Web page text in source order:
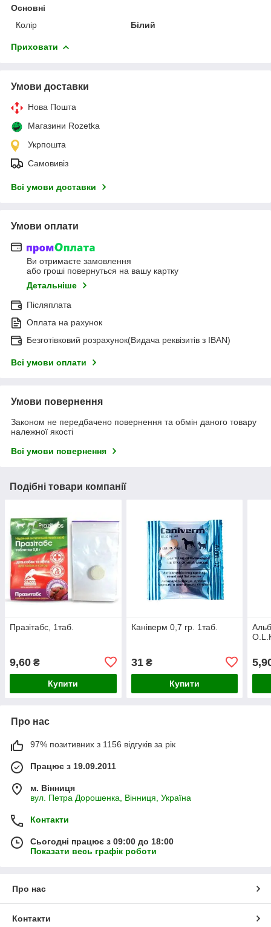
Основні
Колір
Білий
Приховати
Умови доставки
Нова Пошта
Магазини Rozetka
Укрпошта
Самовивіз
Всі умови доставки
Умови оплати
Ви отримаєте замовлення
або гроші повернуться на вашу картку
Детальніше
Післяплата
Оплата на рахунок
Безготівковий розрахунок(Видача реквізитів з IBAN)
Всі умови оплати
Умови повернення
Законом не передбачено повернення та обмін даного товару
належної якості
Всі умови повернення
Подібні товари компанії
Празітабс, 1таб.
9,60 ₴
Купити
Каніверм 0,7 гр. 1таб.
31₴
Купити
Про нас
97% позитивних з 1156 відгуків за рік
Працює з 19.09.2011
м. Вінниця
вул. Петра Дорошенка, Вінниця, Україна
Контакти
Сьогодні працює з 09:00 до 18:00
Показати весь графік роботи
Про нас
Контакти